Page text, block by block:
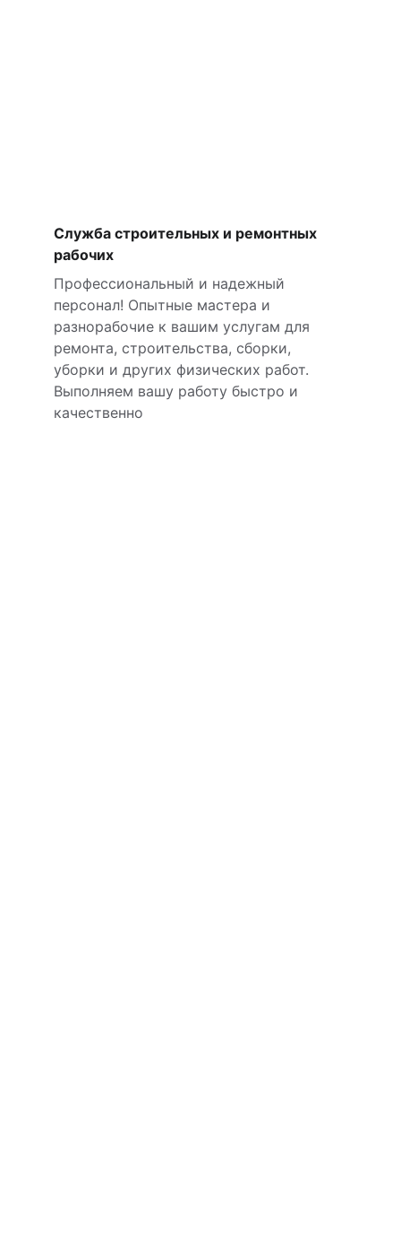
Профессиональный и надежный
персонал! Опытные мастера и
разнорабочие к вашим услугам для
ремонта, строительства, сборки,
уборки и других физических работ.
Выполняем вашу работу быстро и
качественно
Служба строительных и ремонтных
рабочих